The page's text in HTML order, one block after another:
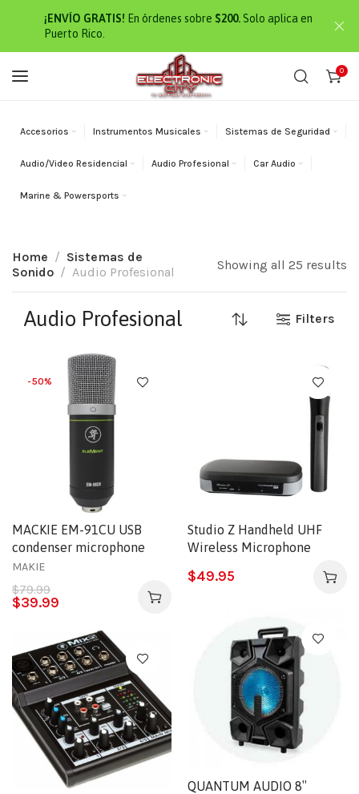
¡ENVÍO GRATIS! En órdenes sobre $200. Solo aplica en
Puerto Rico.
0
Accesorios Instrumentos Musicales Sistemas de Seguridad
Audio/Video Residencial Audio Profesional Car Audio
Marine & Powersports
Home
Sistemas de
Sonido
Audio Profesional Showing all 25 results
Audio Profesional Filters
-50%
MACKIE EM-91CU USB
condenser microphone
MAKIE
$79.99
$39.99
Studio Z Handheld UHF
Wireless Microphone
$49.95
QUANTUM AUDIO 8″